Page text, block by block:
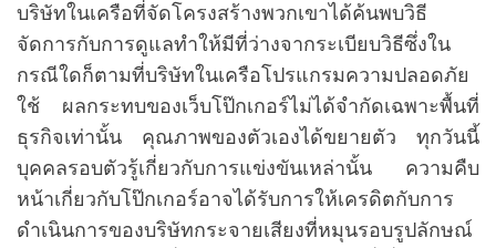
บริษัทในเครือที่จัดโครงสร้างพวกเขาได้ค้นพบวิธี
จัดการกับการดูแลทำให้มีที่ว่างจากระเบียบวิธีซึ่งใน
กรณีใดก็ตามที่บริษัทในเครือโปรแกรมความปลอดภัย
ใช้ ผลกระทบของเว็บโป๊กเกอร์ไม่ได้จำกัดเฉพาะพื้นที่
ธุรกิจเท่านั้น คุณภาพของตัวเองได้ขยายตัว ทุกวันนี้
บุคคลรอบตัวรู้เกี่ยวกับการแข่งขันเหล่านั้น ความคืบ
หน้าเกี่ยวกับโป๊กเกอร์อาจได้รับการให้เครดิตกับการ
ดำเนินการของบริษัทกระจายเสียงที่หมุนรอบรูปลักษณ์